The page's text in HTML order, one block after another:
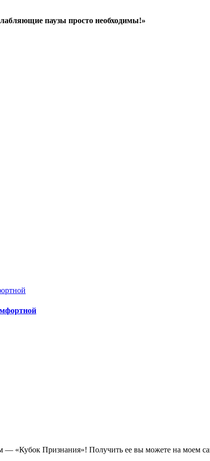
паузы просто необходимы!»
«Кубок Признания»! Получить ее вы можете на моем